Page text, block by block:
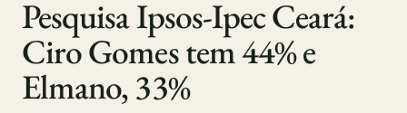
Pesquisa Ipsos-Ipec Ceará:
Ciro Gomes tem 44% e
Elmano, 33%